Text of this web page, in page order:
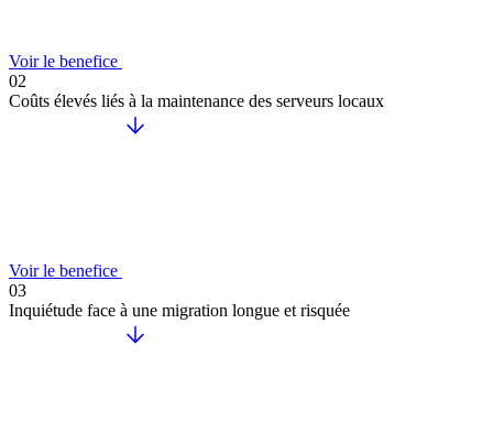
Voir le benefice
02
Coûts élevés liés à la maintenance des serveurs locaux
Voir le benefice
03
Inquiétude face à une migration longue et risquée